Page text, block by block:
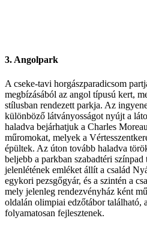
3. Angolpark
A cseke-tavi horgászparadicsom
megbízásából az angol típusú kert,
stílusban rendezett parkja. Az
különböző látványosságot nyújt a
haladva bejárhatjuk a Charles
műromokat, melyek a
épültek. Az úton tovább haladva
beljebb a parkban szabadtéri
jelenlétének emléket állít a család
egykori pezsgőgyár, és a szintén a
mely jelenleg rendezvényház ként
oldalán olimpiai edzőtábor található,
folyamatosan fejlesztenek.